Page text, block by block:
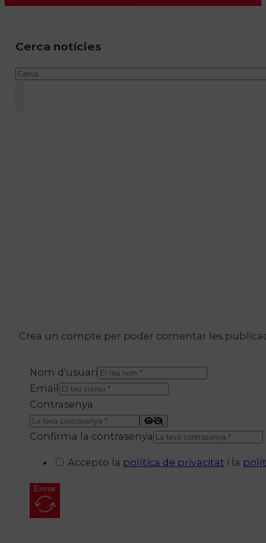
Cerca notícies
Cercar
Crea un compte per poder comentar les
Nom d'usuari
Email
Contrasenya
Confirma la contrasenya
Accepto la política de privacitat i la
Enviar